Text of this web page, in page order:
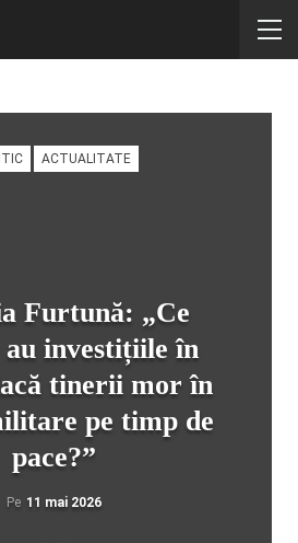
ACTUALITATE
Furtună: „Ce
au investițiile în
tinerii mor în
pe timp de
pace?”
Pe 11 mai 2026